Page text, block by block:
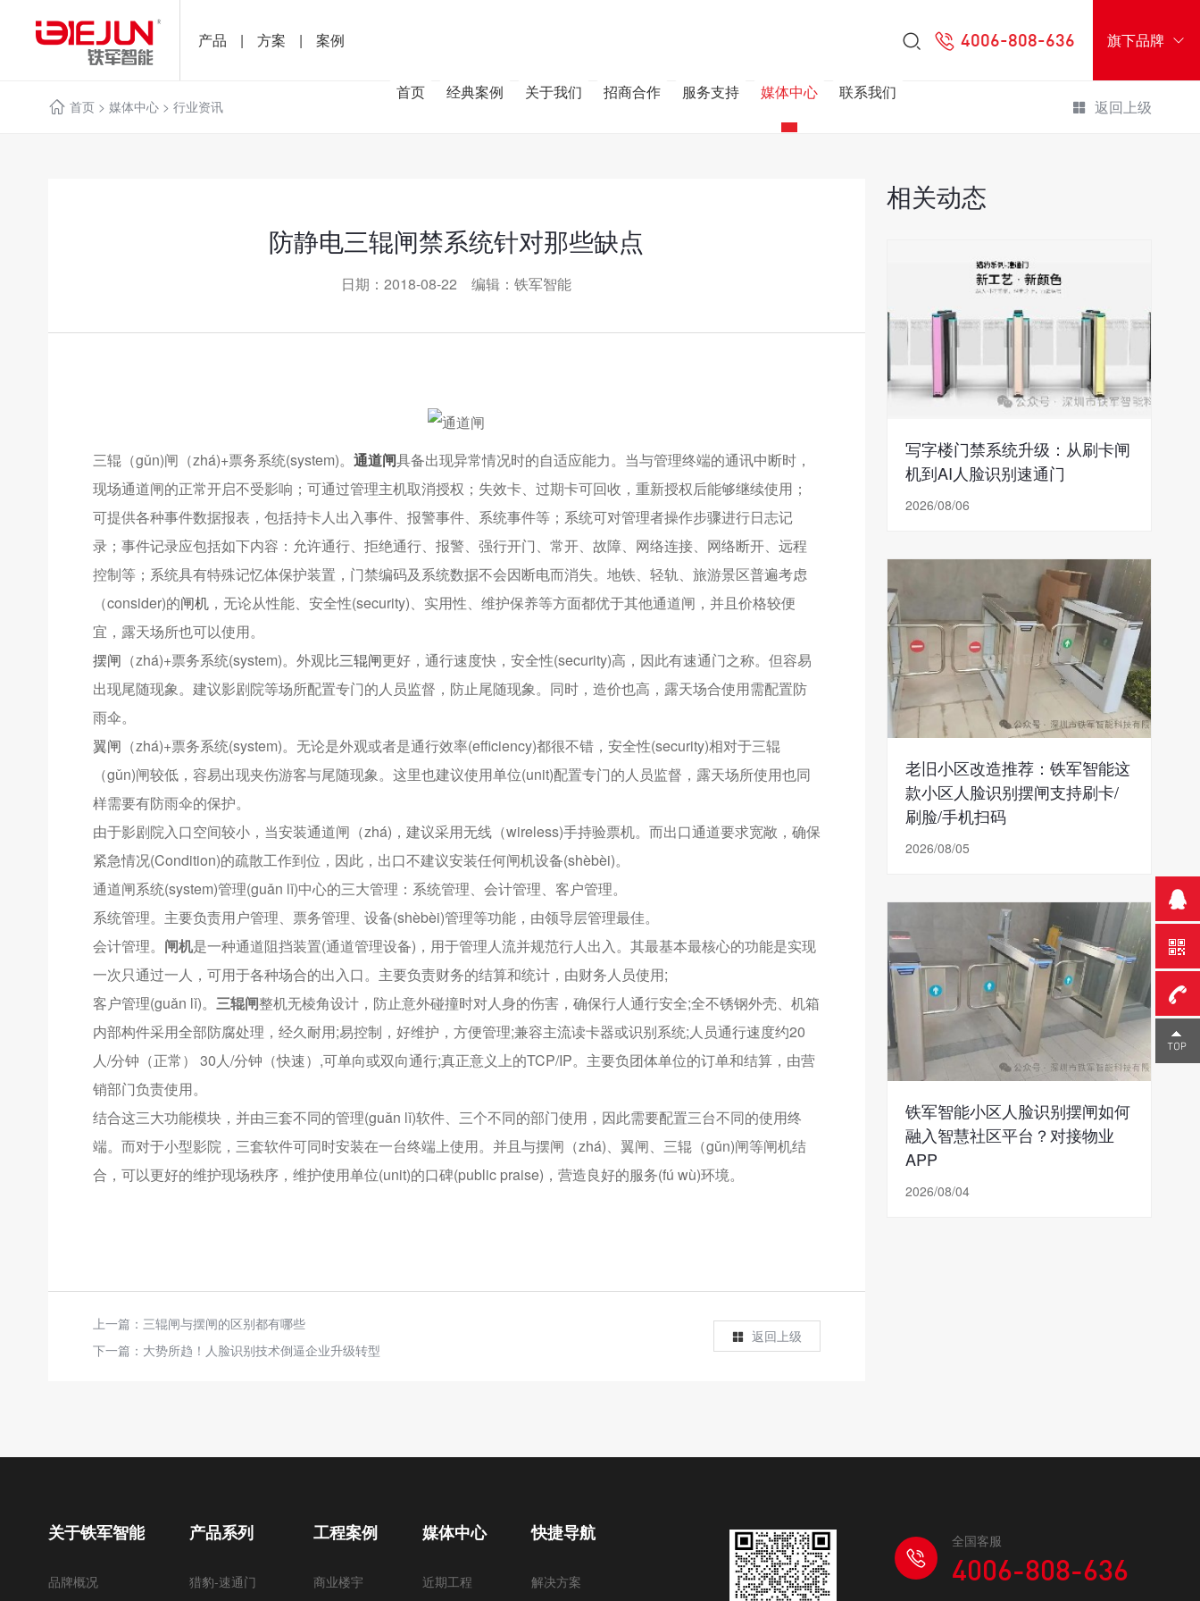
产品 | 方案 | 案例 旗下品牌
4006-808-636
首页 经典案例 关于我们 招商合作 服务支持 媒体中心 联系我们
首页> 媒体中心> 行业资讯 返回上级
防静电三辊闸禁系统针对那些缺点
日期：2018-08-22 编辑：铁军智能
三辊（gǔn)闸（zhá)+票务系统(system)。 通道闸具备出现异常情况时的自适应能力。当与管理终端的通讯中断时，
现场通道闸的正常开启不受影响；可通过管理主机取消授权；失效卡、过期卡可回收，重新授权后能够继续使用；
可提供各种事件数据报表，包括持卡人出入事件、报警事件、系统事件等；系统可对管理者操作步骤进行日志记
录；事件记录应包括如下内容：允许通行、拒绝通行、报警、强行开门、常开、故障、网络连接、网络断开、远程
控制等；系统具有特殊记忆体保护装置，门禁编码及系统数据不会因断电而消失。地铁、轻轨、旅游景区普遍考虑
（consider)的闸机，无论从性能、安全性(security)、实用性、维护保养等方面都优于其他通道闸，并且价格较便
宜，露天场所也可以使用。
摆闸 （zhá)+票务系统(system)。外观比三辊闸更好，通行速度快，安全性(security)高，因此有速通门之称。但容易
出现尾随现象。建议影剧院等场所配置专门的人员监督，防止尾随现象。同时，造价也高，露天场合使用需配置防
雨伞。
翼闸 （zhá)+票务系统(system)。无论是外观或者是通行效率(efficiency)都很不错，安全性(security)相对于三辊
（gǔn)闸较低，容易出现夹伤游客与尾随现象。这里也建议使用单位(unit)配置专门的人员监督，露天场所使用也同
样需要有防雨伞的保护。
由于影剧院入口空间较小，当安装通道闸（zhá)，建议采用无线（wireless)手持验票机。而出口通道要求宽敞，确保
紧急情况(Condition)的疏散工作到位，因此，出口不建议安装任何闸机设备(shèbèi)。
通道闸系统(system)管理(guǎn lǐ)中心的三大管理：系统管理、会计管理、客户管理。
系统管理。主要负责用户管理、票务管理、设备(shèbèi)管理等功能，由领导层管理最佳。
会计管理。 闸机是一种通道阻挡装置(通道管理设备)，用于管理人流并规范行人出入。其最基本最核心的功能是实现
一次只通过一人，可用于各种场合的出入口。主要负责财务的结算和统计，由财务人员使用;
客户管理(guǎn lǐ)。 三辊闸整机无棱角设计，防止意外碰撞时对人身的伤害，确保行人通行安全;全不锈钢外壳、机箱
内部构件采用全部防腐处理，经久耐用;易控制，好维护，方便管理;兼容主流读卡器或识别系统;人员通行速度约20
人/分钟（正常） 30人/分钟（快速）,可单向或双向通行;真正意义上的TCP/IP。主要负团体单位的订单和结算，由营
销部门负责使用。
结合这三大功能模块，并由三套不同的管理(guǎn lǐ)软件、三个不同的部门使用，因此需要配置三台不同的使用终
端。而对于小型影院，三套软件可同时安装在一台终端上使用。并且与摆闸（zhá)、翼闸、三辊（gǔn)闸等闸机结
合，可以更好的维护现场秩序，维护使用单位(unit)的口碑(public praise)，营造良好的服务(fú wù)环境。
上一篇： 三辊闸与摆闸的区别都有哪些
下一篇： 大势所趋！人脸识别技术倒逼企业升级转型
返回上级
相关动态
写字楼门禁系统升级：从刷卡闸
机到AI人脸识别速通门
2026/08/06
老旧小区改造推荐：铁军智能这
款小区人脸识别摆闸支持刷卡/
刷脸/手机扫码
2026/08/05
铁军智能小区人脸识别摆闸如何
融入智慧社区平台？对接物业
APP
2026/08/04
关于铁军智能
品牌概况
产品系列
猎豹-速通门
工程案例
商业楼宇
媒体中心
近期工程
快捷导航
解决方案
全国客服
4006-808-636
0755-